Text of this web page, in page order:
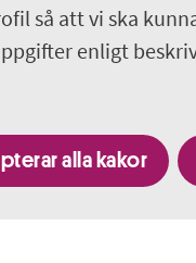
så att vi ska
enligt
alla kakor
018-611 00